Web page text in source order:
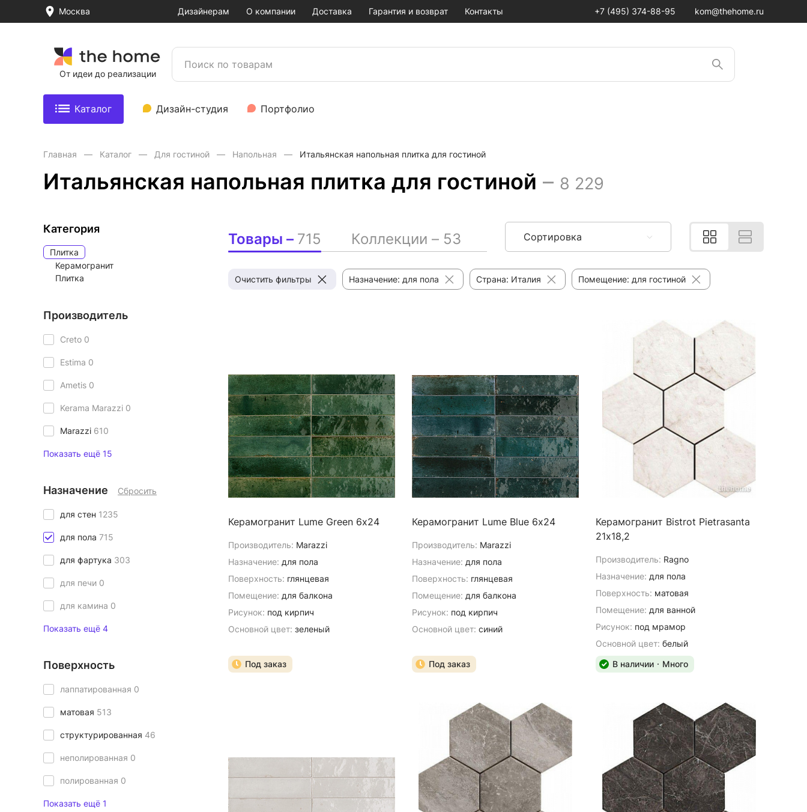
Москва Дизайнерам О компании Доставка Гарантия и возврат Контакты +7 (495) 374-88-95 kom@thehome.ru
От идеи до реализации
Каталог Дизайн-студия Портфолио
Главная Каталог Для гостиной Напольная Итальянская напольная плитка для гостиной
Итальянская напольная плитка для гостиной – 8 229
Категория
Плитка
Керамогранит
Плитка
Производитель
Creto 0
Estima 0
Ametis 0
Kerama Marazzi 0
Marazzi 610
Показать ещё 15
Назначение Сбросить
для стен 1235
для пола 715
для фартука 303
для печи 0
для камина 0
Показать ещё 4
Поверхность
лаппатированная 0
матовая 513
структурированная 46
неполированная 0
полированная 0
Показать ещё 1
Товары – 715 Коллекции – 53 Сортировка
Очистить фильтры Назначение: для пола Страна: Италия Помещение: для гостиной
Керамогранит Lume Green 6х24
Производитель: Marazzi
Назначение: для пола
Поверхность: глянцевая
Помещение: для балкона
Рисунок: под кирпич
Основной цвет: зеленый
Под заказ
Керамогранит Lume Blue 6х24
Производитель: Marazzi
Назначение: для пола
Поверхность: глянцевая
Помещение: для балкона
Рисунок: под кирпич
Основной цвет: синий
Под заказ
Керамогранит Bistrot Pietrasanta
21х18,2
Производитель: Ragno
Назначение: для пола
Поверхность: матовая
Помещение: для ванной
Рисунок: под мрамор
Основной цвет: белый
В наличии
Много